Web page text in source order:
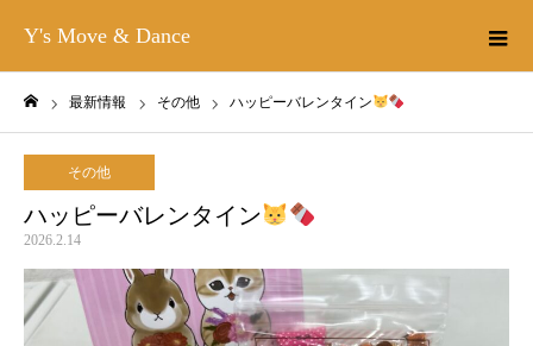
Y's Move & Dance
最新情報 その他 ハッピーバレンタイン
その他
ハッピーバレンタイン
2026.2.14